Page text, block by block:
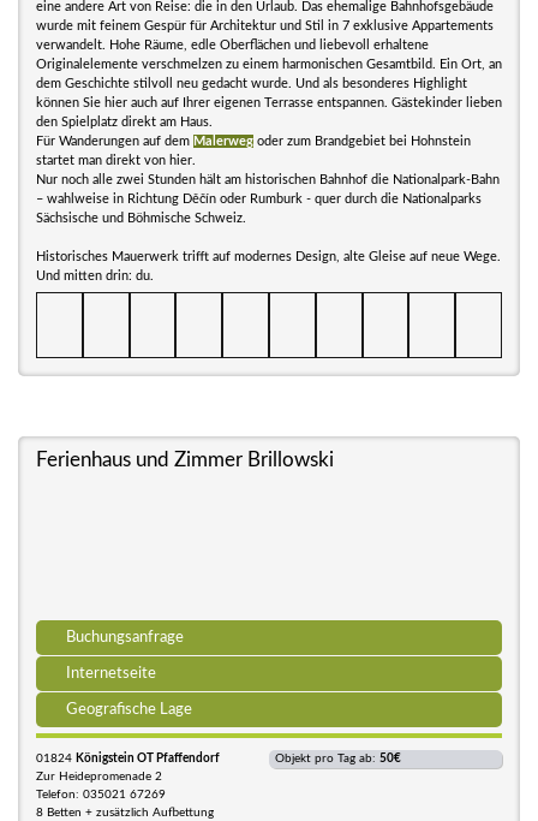
eine andere Art von Reise: die in den Urlaub. Das ehemalige Bahnhofsgebäude
wurde mit feinem Gespür für Architektur und Stil in 7 exklusive Appartements
verwandelt. Hohe Räume, edle Oberflächen und liebevoll erhaltene
Originalelemente verschmelzen zu einem harmonischen Gesamtbild. Ein Ort, an
dem Geschichte stilvoll neu gedacht wurde. Und als besonderes Highlight
können Sie hier auch auf Ihrer eigenen Terrasse entspannen. Gästekinder lieben
den Spielplatz direkt am Haus.
Für Wanderungen auf dem Malerweg oder zum Brandgebiet bei Hohnstein
startet man direkt von hier.
Nur noch alle zwei Stunden hält am historischen Bahnhof die Nationalpark-Bahn
– wahlweise in Richtung Děčín oder Rumburk - quer durch die Nationalparks
Sächsische und Böhmische Schweiz.
Historisches Mauerwerk trifft auf modernes Design, alte Gleise auf neue Wege.
Und mitten drin: du.
Ferienhaus und Zimmer Brillowski
Buchungsanfrage
Internetseite
Geografische Lage
01824 Königstein OT Pfaffendorf
Zur Heidepromenade 2
Telefon: 035021 67269
8 Betten + zusätzlich Aufbettung
Objekt pro Tag ab: 50€